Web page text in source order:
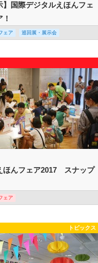
】国際デジタルえほんフェ
ェア 巡回展・展示会
ほんフェア2017 スナップ
ェア
トピックス